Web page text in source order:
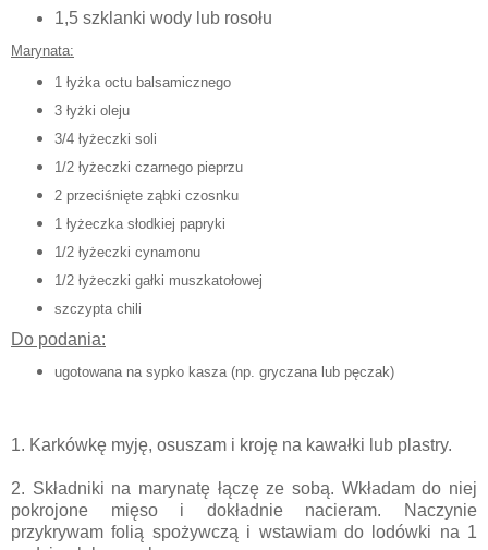
1,5 szklanki wody lub rosołu
Marynata:
1 łyżka octu balsamicznego
3 łyżki oleju
3/4 łyżeczki soli
1/2 łyżeczki czarnego pieprzu
2 przeciśnięte ząbki czosnku
1 łyżeczka słodkiej papryki
1/2 łyżeczki cynamonu
1/2 łyżeczki gałki muszkatołowej
szczypta chili
Do podania:
ugotowana na sypko kasza (np. gryczana lub pęczak)
1. Karkówkę myję, osuszam i kroję na kawałki lub plastry.
2. Składniki na marynatę łączę ze sobą. Wkładam do niej
pokrojone mięso i dokładnie nacieram. Naczynie
przykrywam folią spożywczą i wstawiam do lodówki na 1